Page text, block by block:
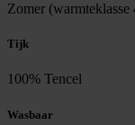
Zomer (warmteklasse
Tijk
100% Tencel
Wasbaar